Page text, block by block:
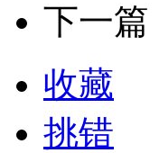
下一篇
收藏
挑错